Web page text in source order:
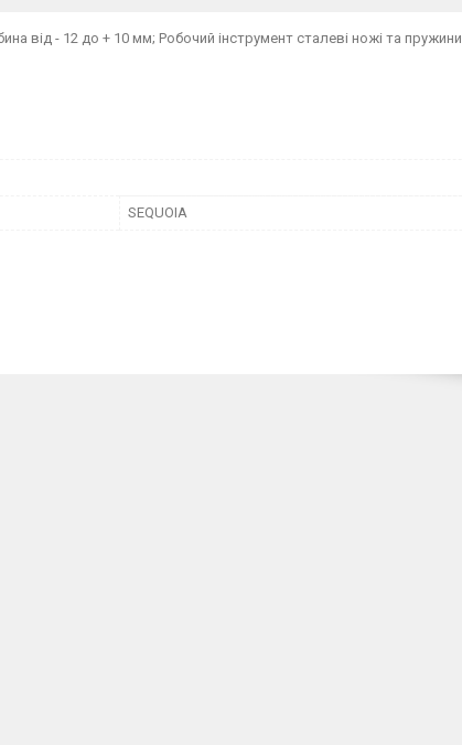
від - 12 до + 10 мм; Робочий інструмент сталеві ножі та пружини
SEQUOIA